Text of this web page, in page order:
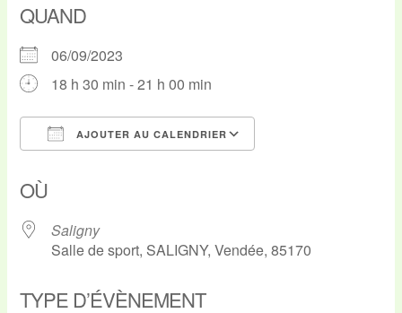
QUAND
06/09/2023
18 h 30 min - 21 h 00 min
AJOUTER AU CALENDRIER
OÙ
Saligny
Salle de sport, SALIGNY, Vendée, 85170
TYPE D’ÉVÈNEMENT